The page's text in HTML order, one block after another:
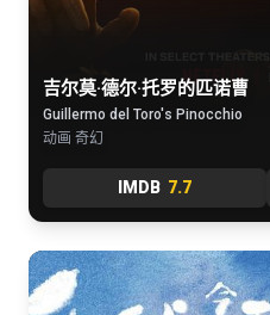
吉尔莫·德尔·托罗的匹诺曹
Guillermo del Toro's Pinocchio
动画 奇幻
IMDB 7.7